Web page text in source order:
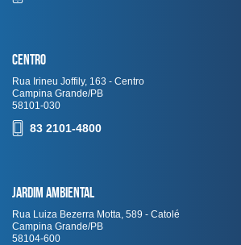
Centro
Rua Irineu Joffily, 163 - Centro
Campina Grande/PB
58101-030
83 2101-4800
Jardim Ambiental
Rua Luiza Bezerra Motta, 589 - Catolé
Campina Grande/PB
58104-600